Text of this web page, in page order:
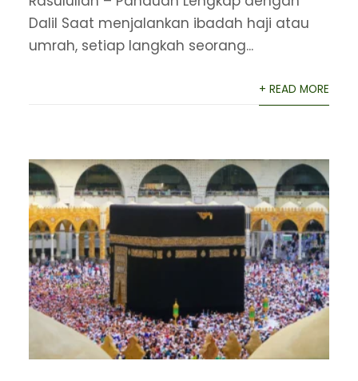
Dalil Saat menjalankan ibadah haji atau
umrah, setiap langkah seorang...
+ READ MORE